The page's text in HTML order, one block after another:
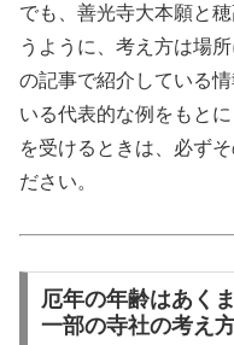
でも、善光寺大本願と
うように、考え方は場
の記事で紹介している
いる代表的な例をもと
を受けるときは、必ず
ださい。
厄年の年齢はあく
一部の寺社の考え